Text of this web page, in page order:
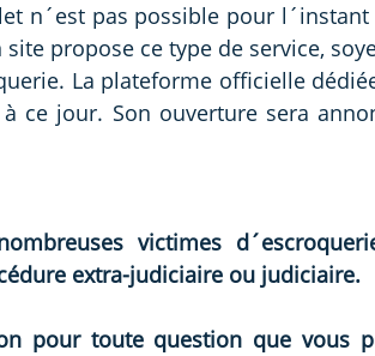
n´est pas possible pour l´instant
propose ce type de service,
La plateforme officielle
ce jour. Son ouverture sera
victimes
extra-judiciaire ou judiciaire.
pour toute question que vous